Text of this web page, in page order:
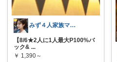
みず４人家族ママ★３０代子育て奮闘中🙆
【8/6★2人に1人最大P100%バ
ック& ...
￥ 1,390～